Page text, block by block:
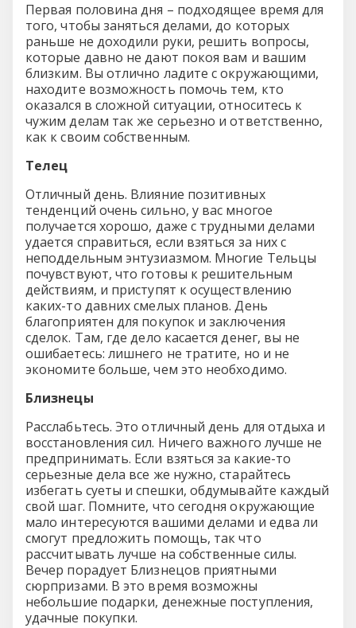
Первая половина дня – подходящее время для
того, чтобы заняться делами, до которых
раньше не доходили руки, решить вопросы,
которые давно не дают покоя вам и вашим
близким. Вы отлично ладите с окружающими,
находите возможность помочь тем, кто
оказался в сложной ситуации, относитесь к
чужим делам так же серьезно и ответственно,
как к своим собственным.
Телец
Отличный день. Влияние позитивных
тенденций очень сильно, у вас многое
получается хорошо, даже с трудными делами
удается справиться, если взяться за них с
неподдельным энтузиазмом. Многие Тельцы
почувствуют, что готовы к решительным
действиям, и приступят к осуществлению
каких-то давних смелых планов. День
благоприятен для покупок и заключения
сделок. Там, где дело касается денег, вы не
ошибаетесь: лишнего не тратите, но и не
экономите больше, чем это необходимо.
Близнецы
Расслабьтесь. Это отличный день для отдыха и
восстановления сил. Ничего важного лучше не
предпринимать. Если взяться за какие-то
серьезные дела все же нужно, старайтесь
избегать суеты и спешки, обдумывайте каждый
свой шаг. Помните, что сегодня окружающие
мало интересуются вашими делами и едва ли
смогут предложить помощь, так что
рассчитывать лучше на собственные силы.
Вечер порадует Близнецов приятными
сюрпризами. В это время возможны
небольшие подарки, денежные поступления,
удачные покупки.